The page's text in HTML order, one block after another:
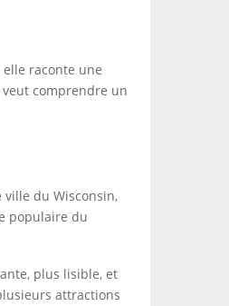
raconte une
veut comprendre un
du Wisconsin,
populaire du
plus lisible, et
attractions